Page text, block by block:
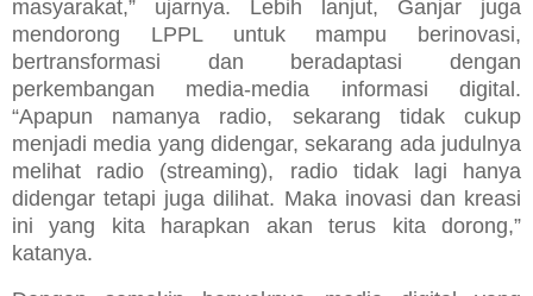
masyarakat,” ujarnya. Lebih lanjut, Ganjar juga
mendorong LPPL untuk mampu berinovasi,
bertransformasi dan beradaptasi dengan
perkembangan media-media informasi digital.
“Apapun namanya radio, sekarang tidak cukup
menjadi media yang didengar, sekarang ada judulnya
melihat radio (streaming), radio tidak lagi hanya
didengar tetapi juga dilihat. Maka inovasi dan kreasi
ini yang kita harapkan akan terus kita dorong,”
katanya.